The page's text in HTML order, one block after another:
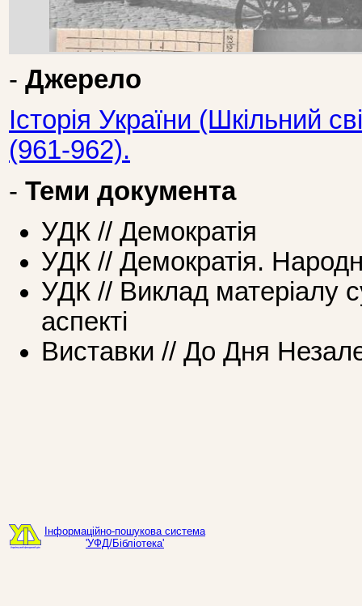
- Джерело
Історія України
(961-962).
- Теми документа
УДК // Демократія
УДК // Демократія.
УДК // Виклад матеріалу
аспекті
Виставки // До Дня
Інформаційно-пошукова система
'УФД/Бібліотека'